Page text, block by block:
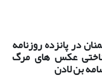
در پانزده روزنامه
عکس های مرگ
بن لادن